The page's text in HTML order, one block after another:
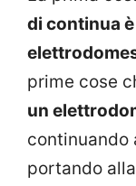
di continua
prime cose
un
continuando
portando